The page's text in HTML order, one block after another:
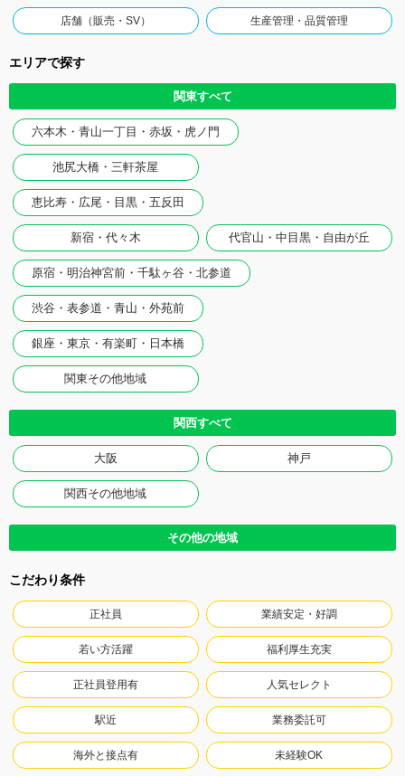
店舗（販売・SV） 生産管理・品質管理
エリアで探す
関東すべて
六本木・青山一丁目・赤坂・虎ノ門
池尻大橋・三軒茶屋
恵比寿・広尾・目黒・五反田
新宿・代々木 代官山・中目黒・自由が丘
原宿・明治神宮前・千駄ヶ谷・北参道
渋谷・表参道・青山・外苑前
銀座・東京・有楽町・日本橋
関東その他地域
関西すべて
大阪 神戸
関西その他地域
その他の地域
こだわり条件
正社員 業績安定・好調
若い方活躍 福利厚生充実
正社員登用有 人気セレクト
駅近 業務委託可
海外と接点有 未経験OK